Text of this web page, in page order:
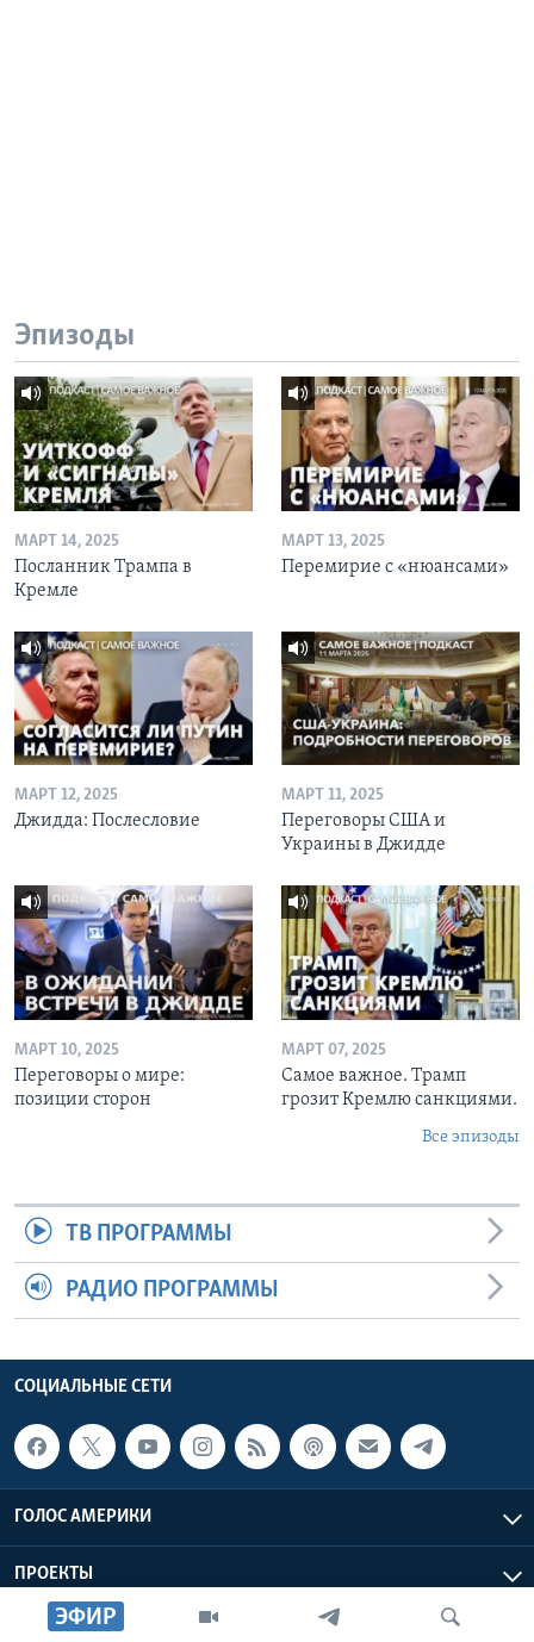
ЭФИР
Эпизоды
МАРТ 14, 2025
Посланник Трампа в
Кремле
МАРТ 13, 2025
Перемирие с «нюансами»
МАРТ 12, 2025
Джидда: Послесловие
МАРТ 11, 2025
Переговоры США и
Украины в Джидде
МАРТ 10, 2025
Переговоры о мире:
позиции сторон
МАРТ 07, 2025
Самое важное. Трамп
грозит Кремлю санкциями.
Все эпизоды
ТВ ПРОГРАММЫ
РАДИО ПРОГРАММЫ
СОЦИАЛЬНЫЕ СЕТИ
ГОЛОС АМЕРИКИ
ПРОЕКТЫ